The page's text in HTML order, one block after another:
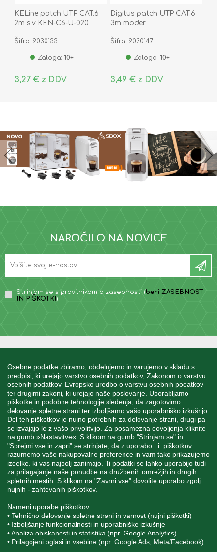
Osebne podatke zbiramo, obdelujemo in varujemo v skladu s
predpisi, ki urejajo varstvo osebnih podatkov, Zakonom o varstvu
osebnih podatkov, Evropsko uredbo o varstvu osebnih podatkov
ter drugimi zakoni, ki urejajo naše poslovanje. Uporabljamo
piškotke in podobne tehnologije sledenja, da zagotovimo
delovanje spletne strani ter izboljšamo vašo uporabniško izkušnjo.
Del teh piškotkov je nujno potrebnih za delovanje strani, drugi pa
se izvajajo le z vašo privolitvijo. Za posamezna dovoljenja kliknite
na gumb »Nastavitve«. S klikom na gumb "Strinjam se" in
"Sprejmi vse in zapri" se strinjate, da z uporabo t.i. piškotkov
razumemo vaše nakupovalne preference in vam tako prikazujemo
izdelke, ki vas najbolj zanimajo. Ti podatki se lahko uporabijo tudi
za prilagajanje naše ponudbe na družbenih omrežjih in drugih
spletnih mestih. S klikom na "Zavrni vse" dovolite uporabo zgolj
nujnih - zahtevanih piškotkov.
Nameni uporabe piškotkov:
• Tehnično delovanje spletne strani in varnost (nujni piškotki)
• Izboljšanje funkcionalnosti in uporabniške izkušnje
• Analiza obiskanosti in statistika (npr. Google Analytics)
• Prilagojeni oglasi in vsebine (npr. Google Ads, Meta/Facebook)
KELine patch UTP CAT.6
2m siv KEN-C6-U-020
Šifra: 9030133
Zaloga: 10+
3,27 € z DDV
Digitus patch UTP CAT.6
3m moder
Šifra: 9030147
Zaloga: 10+
3,49 € z DDV
NAROČILO NA NOVICE
Strinjam se s pravilnikom o zasebnosti (beri ZASEBNOST
IN PIŠKOTKI )
MOJ RAČUN
STORITEV ZA STRANKE
SPREMLJAJTE NAS
+386 1 562 21 11